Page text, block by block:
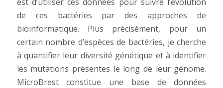
de ces bactéries par des approches de
bioinformatique. Plus précisément, pour un
certain nombre d’espèces de bactéries, je cherche
à quantifier leur diversité génétique et à identifier
les mutations présentes le long de leur génome.
MicroBrest constitue une base de données